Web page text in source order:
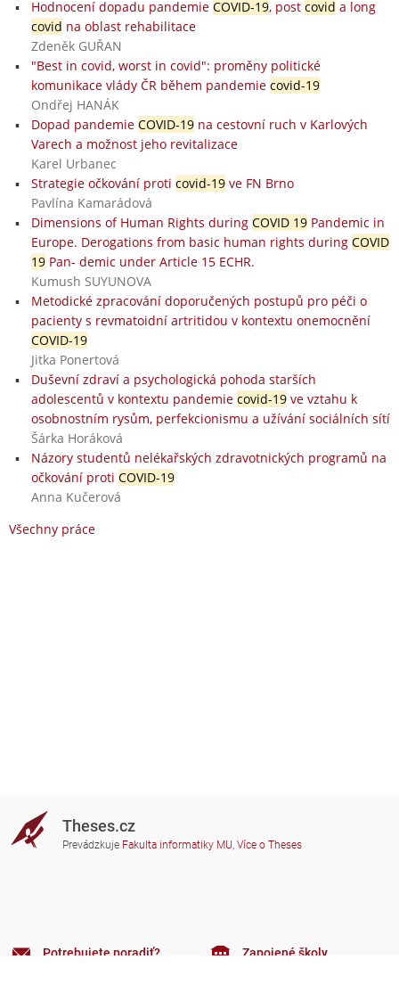
Hodnocení dopadu pandemie COVID-19, post covid a long
covid na oblast rehabilitace
Zdeněk GUŘAN
"Best in covid, worst in covid": proměny politické
komunikace vlády ČR během pandemie covid-19
Ondřej HANÁK
Dopad pandemie COVID-19na cestovní ruch v Karlových
Varech a možnost jeho revitalizace
Karel Urbanec
Strategie očkování proti covid-19ve FN Brno
Pavlína Kamarádová
Dimensions of Human Rights during COVID 19Pandemic in
Europe. Derogations from basic human rights during COVID
19Pan- demic under Article 15 ECHR.
Kumush SUYUNOVA
Metodické zpracování doporučených postupů pro péči o
pacienty s revmatoidní artritidou v kontextu onemocnění
COVID-19
Jitka Ponertová
Duševní zdraví a psychologická pohoda starších
adolescentů v kontextu pandemie covid-19ve vztahu k
osobnostním rysům, perfekcionismu a užívání sociálních sítí
Šárka Horáková
Názory studentů nelékařských zdravotnických programů na
očkování proti COVID-19
Anna Kučerová
Všechny práce
Theses.cz
Prevádzkuje Fakulta informatiky MU, Více o Theses
Potrebujete poradiť? Zapojené školy